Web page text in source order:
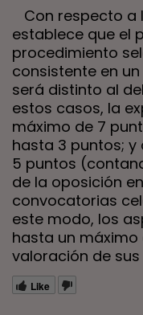
Con respecto a
establece que el
procedimiento
consistente en
será distinto al
estos casos, la
máximo de 7
hasta 3 puntos;
5 puntos
de la oposición
convocatorias
este modo, los
hasta un máximo
valoración de
Like